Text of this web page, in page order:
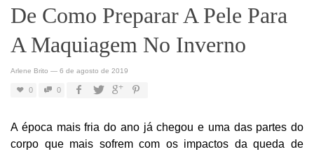
De Como Preparar A Pele Para
A Maquiagem No Inverno
Arlene Brito — 6 de agosto de 2019
0 0
A época mais fria do ano já chegou e uma das partes do
corpo que mais sofrem com os impactos da queda de